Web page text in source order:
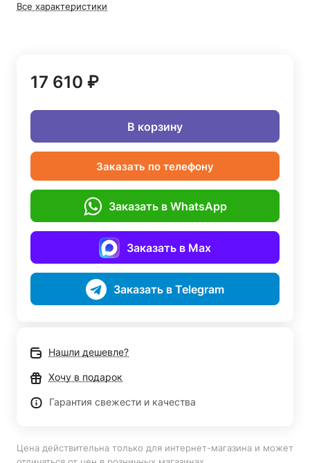
Все характеристики
17 610 ₽
В корзину
Заказать по телефону
Заказать в WhatsApp
Заказать в Max
Заказать в Telegram
Нашли дешевле?
Хочу в подарок
Гарантия свежести и качества
Цена действительна только для интернет-магазина и может